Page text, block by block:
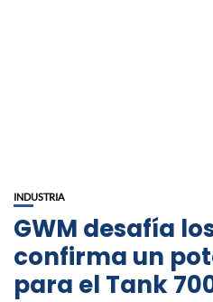
INDUSTRIA
GWM desafía
confirma un
para el Tank